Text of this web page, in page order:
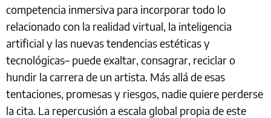
competencia inmersiva para incorporar todo lo
relacionado con la realidad virtual, la inteligencia
artificial y las nuevas tendencias estéticas y
tecnológicas– puede exaltar, consagrar, reciclar o
hundir la carrera de un artista. Más allá de esas
tentaciones, promesas y riesgos, nadie quiere perderse
la cita. La repercusión a escala global propia de este